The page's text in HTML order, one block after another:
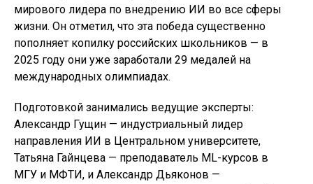
мирового лидера по внедрению ИИ во все сферы
жизни. Он отметил, что эта победа существенно
пополняет копилку российских школьников — в
2025 году они уже заработали 29 медалей на
международных олимпиадах.
Подготовкой занимались ведущие эксперты:
Александр Гущин — индустриальный лидер
направления ИИ в Центральном университете,
Татьяна Гайнцева — преподаватель ML-курсов в
МГУ и МФТИ, и Александр Дьяконов —